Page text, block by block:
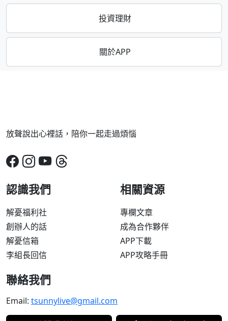
投資理財
關於APP
放聲說出心裡話，陪你一起走過煩惱
認識我們
解憂福利社
創辦人的話
解憂信箱
李組長回信
相關資源
專欄文章
成為合作夥伴
APP下載
APP攻略手冊
聯絡我們
Email: tsunnylive@gmail.com